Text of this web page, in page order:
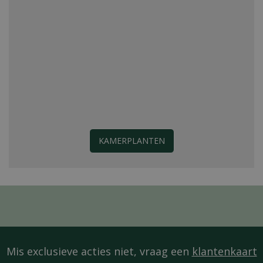
KAMERPLANTEN
Mis exclusieve acties niet, vraag een klantenkaart